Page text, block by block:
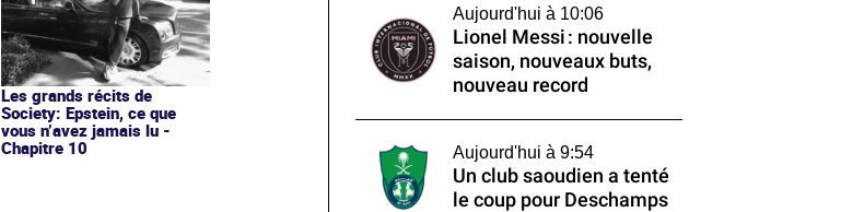
Les grands récits de
Society: Epstein, ce que
vous n’avez jamais lu -
Chapitre 10
Aujourd'hui à 10:06
Lionel Messi : nouvelle
saison, nouveaux buts,
nouveau record
Aujourd'hui à 9:54
Un club saoudien a tenté
le coup pour Deschamps